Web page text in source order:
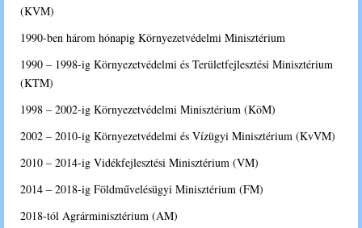
(KVM)
1990-ben három hónapig Környezetvédelmi Minisztérium
1990 – 1998-ig Környezetvédelmi és Területfejlesztési Minisztérium
(KTM)
1998 – 2002-ig Környezetvédelmi Minisztérium (KöM)
2002 – 2010-ig Környezetvédelmi és Vízügyi Minisztérium (KvVM)
2010 – 2014-ig Vidékfejlesztési Minisztérium (VM)
2014 – 2018-ig Földművelésügyi Minisztérium (FM)
2018-tól Agrárminisztérium (AM)